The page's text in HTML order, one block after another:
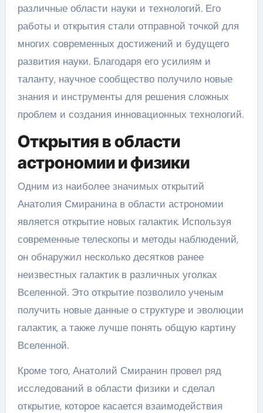
различные области науки и технологий. Его
работы и открытия стали отправной точкой для
многих современных достижений и будущего
развития науки. Благодаря его усилиям и
таланту, научное сообщество получило новые
знания и инструменты для решения сложных
проблем и создания инновационных технологий.
Открытия в области
астрономии и физики
Одним из наиболее значимых открытий
Анатолия Смиранина в области астрономии
является открытие новых галактик. Используя
современные телескопы и методы наблюдений,
он обнаружил несколько десятков ранее
неизвестных галактик в различных уголках
Вселенной. Это открытие позволило ученым
получить новые данные о структуре и эволюции
галактик, а также лучше понять общую картину
Вселенной.
Кроме того, Анатолий Смиранин провел ряд
исследований в области физики и сделал
открытие, которое касается взаимодействия